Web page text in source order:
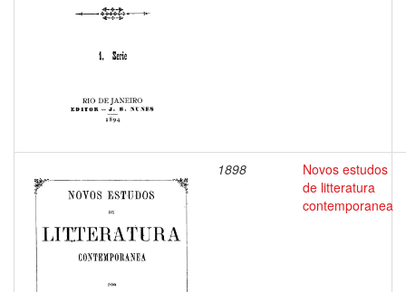
1898
Novos estudos
de litteratura
contemporanea